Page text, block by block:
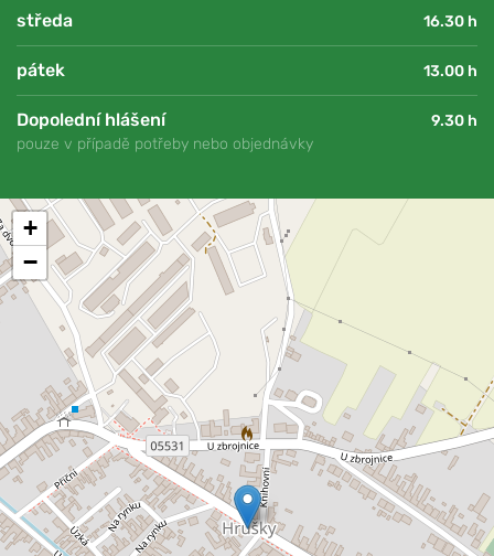
středa 16.30 h
pátek 13.00 h
Dopolední hlášení
9.30 h
pouze v případě potřeby nebo objednávky
+
−